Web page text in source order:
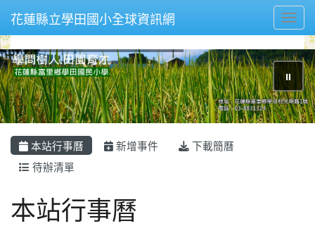
花蓮縣立學田國小全球資訊網
⏸
本站行事曆 新增事件
下載簡曆
待辦清單
Calendar
本站行事曆